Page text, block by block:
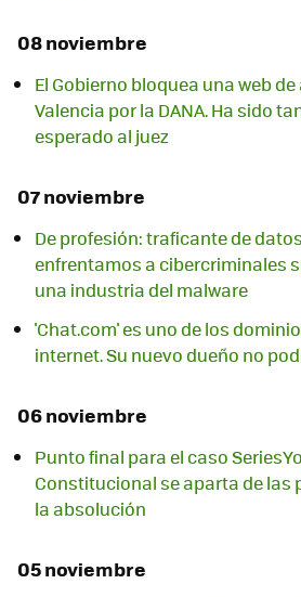
08 noviembre
El Gobierno bloquea una web
Valencia por la DANA. Ha sido
esperado al juez
07 noviembre
De profesión: traficante de
enfrentamos a cibercriminales
una industria del malware
'Chat.com' es uno de los
internet. Su nuevo dueño no
06 noviembre
Punto final para el caso
Constitucional se aparta de las
la absolución
05 noviembre